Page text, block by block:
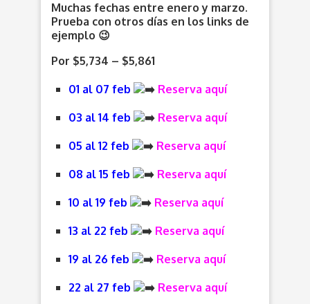
Muchas fechas entre enero y marzo.
Prueba con otros días en los links de
ejemplo 😉
Por $5,734 – $5,861
01 al 07 feb Reserva aquí
03 al 14 feb Reserva aquí
05 al 12 feb Reserva aquí
08 al 15 feb Reserva aquí
10 al 19 feb Reserva aquí
13 al 22 feb Reserva aquí
19 al 26 feb Reserva aquí
22 al 27 feb Reserva aquí